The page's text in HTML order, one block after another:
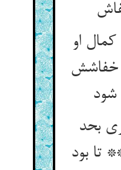
او
خفاشش
شود
بحد
تا بود